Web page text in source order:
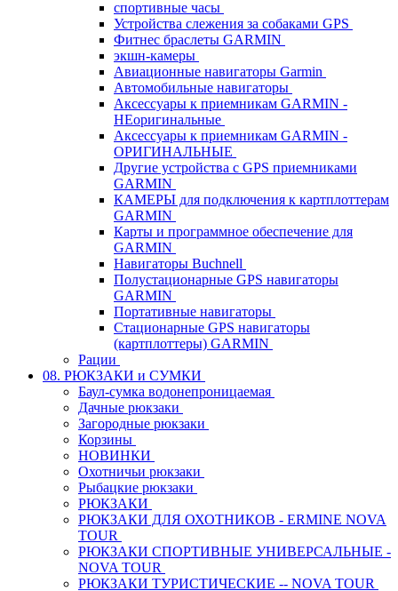
спортивные часы
Устройства слежения за собаками GPS
Фитнес браслеты GARMIN
экшн-камеры
Авиационные навигаторы Garmin
Автомобильные навигаторы
Аксессуары к приемникам GARMIN -
НЕоригинальные
Аксессуары к приемникам GARMIN -
ОРИГИНАЛЬНЫЕ
Другие устройства с GPS приемниками
GARMIN
КАМЕРЫ для подключения к картплоттерам
GARMIN
Карты и программное обеспечение для
GARMIN
Навигаторы Buchnell
Полустационарные GPS навигаторы
GARMIN
Портативные навигаторы
Стационарные GPS навигаторы
(картплоттеры) GARMIN
Рации
08. РЮКЗАКИ и СУМКИ
Баул-сумка водонепроницаемая
Дачные рюкзаки
Загородные рюкзаки
Корзины
НОВИНКИ
Охотничьи рюкзаки
Рыбацкие рюкзаки
РЮКЗАКИ
РЮКЗАКИ ДЛЯ ОХОТНИКОВ - ERMINE NOVA
TOUR
РЮКЗАКИ СПОРТИВНЫЕ УНИВЕРСАЛЬНЫЕ -
NOVA TOUR
РЮКЗАКИ ТУРИСТИЧЕСКИЕ -- NOVA TOUR